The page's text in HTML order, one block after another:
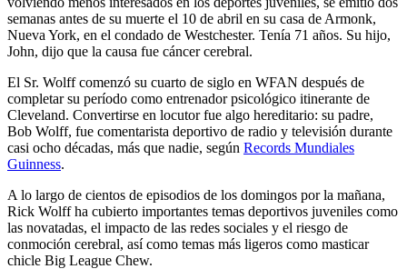
semanas antes de su muerte el 10 de abril en su casa de Armonk,
Nueva York, en el condado de Westchester. Tenía 71 años. Su hijo,
John, dijo que la causa fue cáncer cerebral.
El Sr. Wolff comenzó su cuarto de siglo en WFAN después de
completar su período como entrenador psicológico itinerante de
Cleveland. Convertirse en locutor fue algo hereditario: su padre,
Bob Wolff, fue comentarista deportivo de radio y televisión durante
casi ocho décadas, más que nadie, según Records Mundiales
Guinness.
A lo largo de cientos de episodios de los domingos por la mañana,
Rick Wolff ha cubierto importantes temas deportivos juveniles como
las novatadas, el impacto de las redes sociales y el riesgo de
conmoción cerebral, así como temas más ligeros como masticar
chicle Big League Chew.